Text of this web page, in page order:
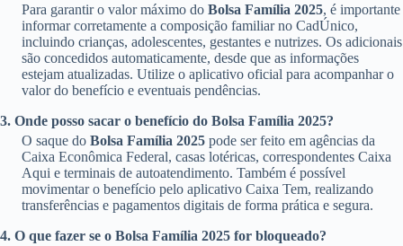
Para garantir o valor máximo do Bolsa Família 2025, é importante
informar corretamente a composição familiar no CadÚnico,
incluindo crianças, adolescentes, gestantes e nutrizes. Os adicionais
são concedidos automaticamente, desde que as informações
estejam atualizadas. Utilize o aplicativo oficial para acompanhar o
valor do benefício e eventuais pendências.
3. Onde posso sacar o benefício do Bolsa Família 2025?
O saque do Bolsa Família 2025 pode ser feito em agências da
Caixa Econômica Federal, casas lotéricas, correspondentes Caixa
Aqui e terminais de autoatendimento. Também é possível
movimentar o benefício pelo aplicativo Caixa Tem, realizando
transferências e pagamentos digitais de forma prática e segura.
4. O que fazer se o Bolsa Família 2025 for bloqueado?